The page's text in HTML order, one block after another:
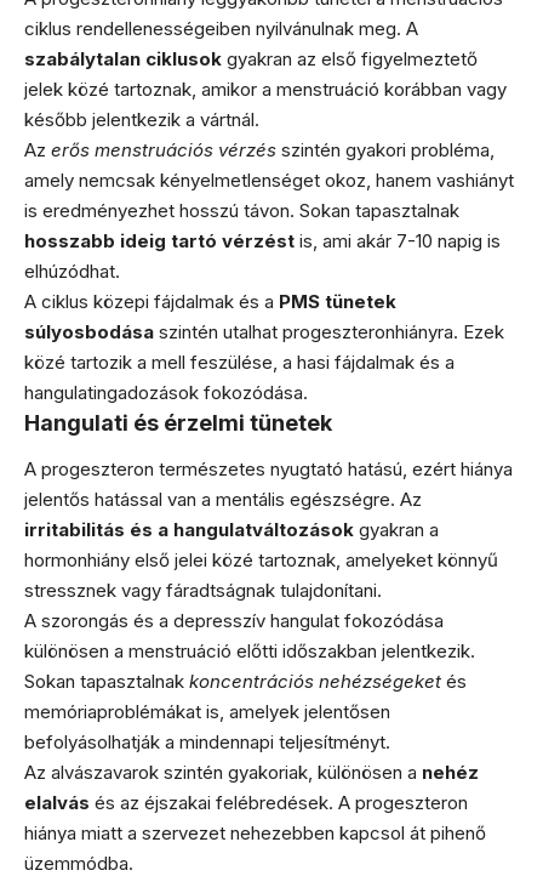
ciklus rendellenességeiben nyilvánulnak meg. A
szabálytalan ciklusok gyakran az első figyelmeztető
jelek közé tartoznak, amikor a menstruáció korábban vagy
később jelentkezik a vártnál.
Az erős menstruációs vérzés szintén gyakori probléma,
amely nemcsak kényelmetlenséget okoz, hanem vashiányt
is eredményezhet hosszú távon. Sokan tapasztalnak
hosszabb ideig tartó vérzést is, ami akár 7-10 napig is
elhúzódhat.
A ciklus közepi fájdalmak és a PMS tünetek
súlyosbodása szintén utalhat progeszteronhiányra. Ezek
közé tartozik a mell feszülése, a hasi fájdalmak és a
hangulatingadozások fokozódása.
Hangulati és érzelmi tünetek
A progeszteron természetes nyugtató hatású, ezért hiánya
jelentős hatással van a mentális egészségre. Az
irritabilitás és a hangulatváltozások gyakran a
hormonhiány első jelei közé tartoznak, amelyeket könnyű
stressznek vagy fáradtságnak tulajdonítani.
A szorongás és a depresszív hangulat fokozódása
különösen a menstruáció előtti időszakban jelentkezik.
Sokan tapasztalnak koncentrációs nehézségeket és
memóriaproblémákat is, amelyek jelentősen
befolyásolhatják a mindennapi teljesítményt.
Az alvászavarok szintén gyakoriak, különösen a nehéz
elalvás és az éjszakai felébredések. A progeszteron
hiánya miatt a szervezet nehezebben kapcsol át pihenő
üzemmódba.